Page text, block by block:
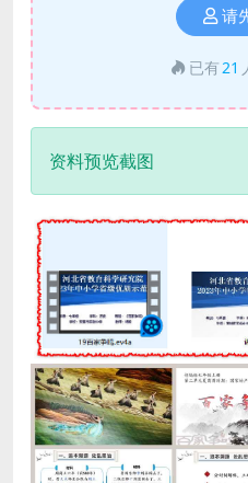
请
已有 21
资料预览截图